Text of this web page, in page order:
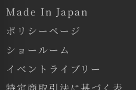
Made In Japan
ポリシーページ
ショールーム
イベントライブリー